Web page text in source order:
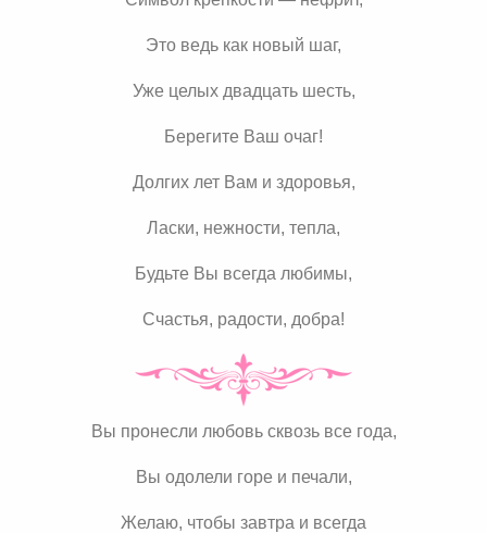
Это ведь как новый шаг,
Уже целых двадцать шесть,
Берегите Ваш очаг!
Долгих лет Вам и здоровья,
Ласки, нежности, тепла,
Будьте Вы всегда любимы,
Счастья, радости, добра!
Вы пронесли любовь сквозь все года,
Вы одолели горе и печали,
Желаю, чтобы завтра и всегда